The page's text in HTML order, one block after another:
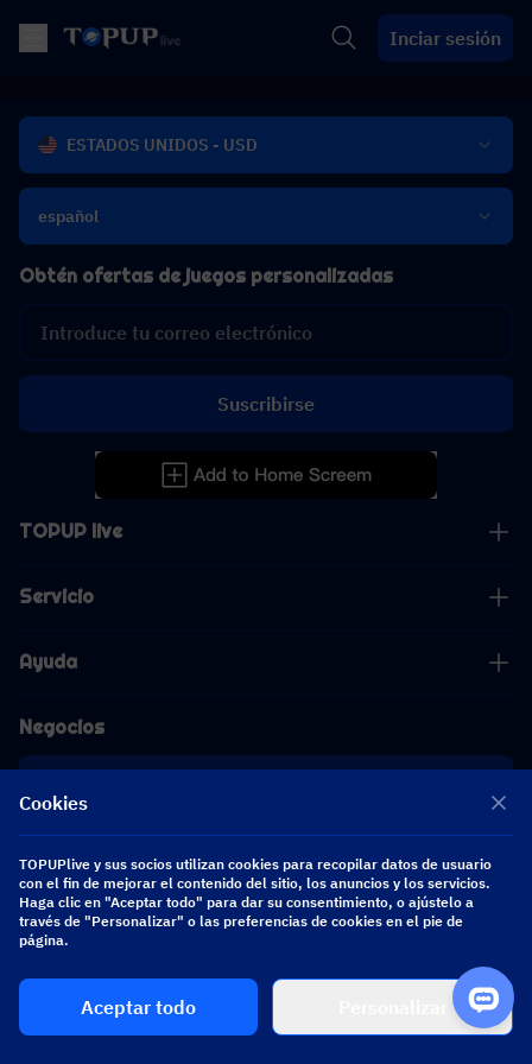
Inciar sesión
ESTADOS UNIDOS - USD
español
TOPUP live
Servicio
Ayuda
Negocios
[email protected]
[email protected]
Obtén ofertas de juegos personalizadas
Suscribirse
Síguenos
Copyright 2026 SEA WHALE TECHNOLOGY PTE.LTD. All Rights Reserved.
Cookies
TOPUPlive y sus socios utilizan cookies para recopilar datos de usuario
con el fin de mejorar el contenido del sitio, los anuncios y los servicios.
Haga clic en "Aceptar todo" para dar su consentimiento, o ajústelo a
través de "Personalizar" o las preferencias de cookies en el pie de
página.
Aceptar todo